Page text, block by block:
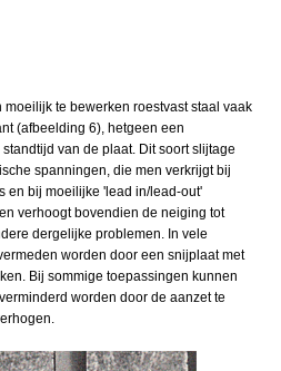
te bewerken roestvast staal vaak
(afbeelding 6), hetgeen een
van de plaat. Dit soort slijtage
spanningen, die men verkrijgt bij
en bij moeilijke 'lead in/lead-out'
verhoogt bovendien de neiging tot
dergelijke problemen. In vele
worden door een snijplaat met
Bij sommige toepassingen kunnen
worden door de aanzet te